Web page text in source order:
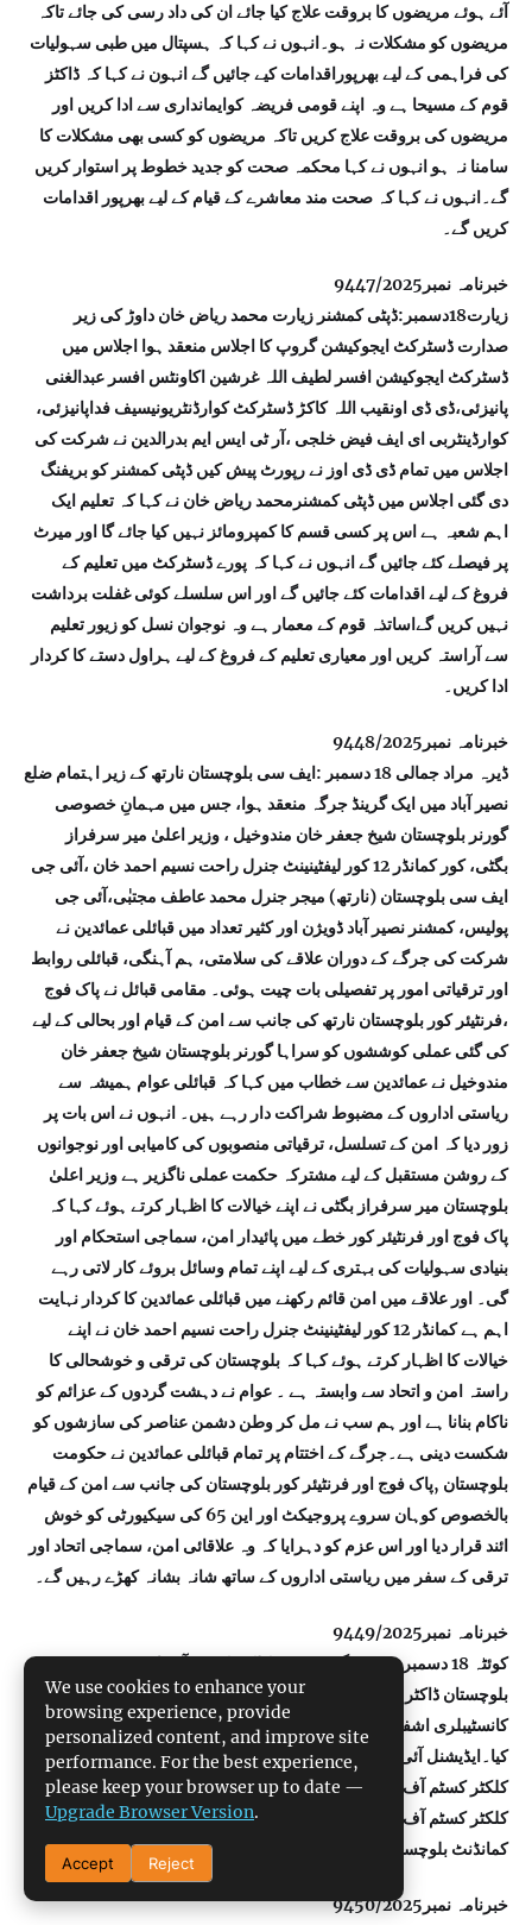
آئے ہوئے مریضوں کا بروقت علاج کیا جائے ان کی داد رسی کی جائے تاکہ
مریضوں کو مشکلات نہ ہو۔انہوں نے کہا کہ ہسپتال میں طبی سہولیات
کی فراہمی کے لیے بھرپوراقدامات کیے جائیں گے انہون نے کہا کہ ڈاکٹز
قوم کے مسیحا ہے وہ اپنے قومی فریضہ کوایمانداری سے ادا کریں اور
مریضوں کی بروقت علاج کریں تاکہ مریضوں کو کسی بھی مشکلات کا
سامنا نہ ہو انہوں نے کہا محکمہ صحت کو جدید خطوط پر استوار کریں
گے۔انہوں نے کہا کہ صحت مند معاشرے کے قیام کے لیے بھرپور اقدامات
کریں گے۔
خبرنامہ نمبر9447/2025
زیارت18دسمبر:ڈپٹی کمشنر زیارت محمد ریاض خان داوڑ کی زیر
صدارت ڈسٹرکٹ ایجوکیشن گروپ کا اجلاس منعقد ہوا اجلاس میں
ڈسٹرکٹ ایجوکیشن افسر لطیف اللہ غرشین اکاونٹس افسر عبدالغنی
پانیزئی،ڈی ڈی اونقیب اللہ کاکڑ ڈسٹرکٹ کوارڈنٹریونیسیف فداپانیزئی،
کوارڈینٹربی ای ایف فیض خلجی ،آر ٹی ایس ایم بدرالدین نے شرکت کی
اجلاس میں تمام ڈی ڈی اوز نے رپورٹ پیش کیں ڈپٹی کمشنر کو بریفنگ
دی گئی اجلاس میں ڈپٹی کمشنرمحمد ریاض خان نے کہا کہ تعلیم ایک
اہم شعبہ ہے اس پر کسی قسم کا کمپرومائز نہیں کیا جائے گا اور میرٹ
پر فیصلے کئے جائیں گے انہوں نے کہا کہ پورے ڈسٹرکٹ میں تعلیم کے
فروغ کے لیے اقدامات کئے جائیں گے اور اس سلسلے کوئی غفلت برداشت
نہیں کریں گےاساتذہ قوم کے معمار ہے وہ نوجوان نسل کو زیور تعلیم
سے آراستہ کریں اور معیاری تعلیم کے فروغ کے لیے ہراول دستے کا کردار
ادا کریں۔
خبرنامہ نمبر9448/2025
ڈیرہ مراد جمالی 18 دسمبر :ایف سی بلوچستان نارتھ کے زیر اہتمام ضلع
نصیر آباد میں ایک گرینڈ جرگہ منعقد ہوا، جس میں مہمانِ خصوصی
گورنر بلوچستان شیخ جعفر خان مندوخیل ، وزیر اعلیٰ میر سرفراز
بگٹی، کور کمانڈر 12 کور لیفٹینینٹ جنرل راحت نسیم احمد خان ،آئی جی
ایف سی بلوچستان (نارتھ) میجر جنرل محمد عاطف مجتبٰی،آئی جی
پولیس، کمشنر نصیر آباد ڈویژن اور کثیر تعداد میں قبائلی عمائدین نے
شرکت کی جرگے کے دوران علاقے کی سلامتی، ہم آہنگی، قبائلی روابط
اور ترقیاتی امور پر تفصیلی بات چیت ہوئی۔ مقامی قبائل نے پاک فوج
،فرنٹیئر کور بلوچستان نارتھ کی جانب سے امن کے قیام اور بحالی کے لیے
کی گئی عملی کوششوں کو سراہا گورنر بلوچستان شیخ جعفر خان
مندوخیل نے عمائدین سے خطاب میں کہا کہ قبائلی عوام ہمیشہ سے
ریاستی اداروں کے مضبوط شراکت دار رہے ہیں۔ انہوں نے اس بات پر
زور دیا کہ امن کے تسلسل، ترقیاتی منصوبوں کی کامیابی اور نوجوانوں
کے روشن مستقبل کے لیے مشترکہ حکمت عملی ناگزیر ہے وزیر اعلیٰ
بلوچستان میر سرفراز بگٹی نے اپنے خیالات کا اظہار کرتے ہوئے کہا کہ
پاک فوج اور فرنٹیئر کور خطے میں پائیدار امن، سماجی استحکام اور
بنیادی سہولیات کی بہتری کے لیے اپنے تمام وسائل بروئے کار لاتی رہے
گی۔ اور علاقے میں امن قائم رکھنے میں قبائلی عمائدین کا کردار نہایت
اہم ہے کمانڈر 12 کور لیفٹینینٹ جنرل راحت نسیم احمد خان نے اپنے
خیالات کا اظہار کرتے ہوئے کہا کہ بلوچستان کی ترقی و خوشحالی کا
راستہ امن و اتحاد سے وابستہ ہے ۔ عوام نے دہشت گردوں کے عزائم کو
ناکام بنانا ہے اور ہم سب نے مل کر وطن دشمن عناصر کی سازشوں کو
شکست دینی ہے۔جرگے کے اختتام پر تمام قبائلی عمائدین نے حکومت
بلوچستان ,پاک فوج اور فرنٹیئر کور بلوچستان کی جانب سے امن کے قیام
بالخصوص کوہان سروے پروجیکٹ اور این 65 کی سیکیورٹی کو خوش
ائند قرار دیا اور اس عزم کو دہرایا کہ وہ علاقائی امن، سماجی اتحاد اور
ترقی کے سفر میں ریاستی اداروں کے ساتھ شانہ بشانہ کھڑے رہیں گے۔
خبرنامہ نمبر9449/2025
بلوچستان ڈاکٹر کرم الہی نے ایڈیشنل آئی جی پی کمانڈنٹ بلوچستان
کانسٹیبلری اشفاق احمد سے ملاقات کی اور مختلف امور پر تبادلہ خیال
کیا۔ایڈیشنل آئی جی پی کمانڈنٹ بلوچستان کانسٹیبلری اشفاق احمد نے
کلکٹر کسٹم آف انفورسمنٹ ڈاکٹر کرم الہی کو شیلڈ اور سوئیر دی اور
کلکٹر کسٹم آف انفورسمنٹ ڈاکٹر کرم الہی نے ایڈیشنل ائی جی پی
کمانڈنٹ بلوچستان کانسٹیبلری اشفاق احمد کو بھی شیلڈ دی۔
خبرنامہ نمبر9450/2025
We use cookies to enhance your
browsing experience, provide
personalized content, and improve site
performance. For the best experience,
please keep your browser up to date —
Upgrade Browser Version.
Accept Reject